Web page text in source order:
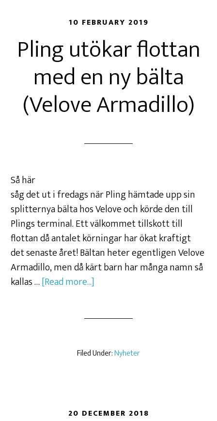
10 FEBRUARY 2019
Pling utökar flottan
med en ny bälta
(Velove Armadillo)
Så här
såg det ut i fredags när Pling hämtade upp sin
splitternya bälta hos Velove och körde den till
Plings terminal. Ett välkommet tillskott till
flottan då antalet körningar har ökat kraftigt
det senaste året! Bältan heter egentligen Velove
Armadillo, men då kärt barn har många namn så
kallas …[Read more...]
Filed Under:Nyheter
20 DECEMBER 2018